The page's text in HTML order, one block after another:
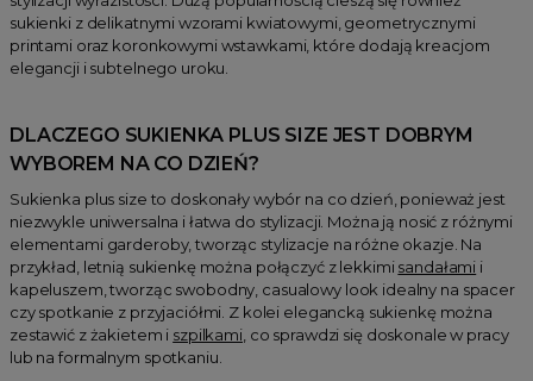
sukienki z delikatnymi wzorami kwiatowymi, geometrycznymi
printami oraz koronkowymi wstawkami, które dodają kreacjom
elegancji i subtelnego uroku.
DLACZEGO SUKIENKA PLUS SIZE JEST DOBRYM
WYBOREM NA CO DZIEŃ?
Sukienka plus size to doskonały wybór na co dzień, ponieważ jest
niezwykle uniwersalna i łatwa do stylizacji. Można ją nosić z różnymi
elementami garderoby, tworząc stylizacje na różne okazje. Na
przykład, letnią sukienkę można połączyć z lekkimisandałami i
kapeluszem, tworząc swobodny, casualowy look idealny na spacer
czy spotkanie z przyjaciółmi. Z kolei elegancką sukienkę można
zestawić z żakietem i szpilkami, co sprawdzi się doskonale w pracy
lub na formalnym spotkaniu.